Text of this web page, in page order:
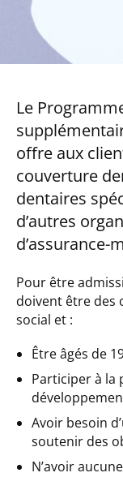
Le
offre aux
couverture
dentaires
d’autres
d’assurance-
Pour être
doivent être des
social et :
Être âgés de
Participer à la
Avoir besoin
soutenir des
N’avoir